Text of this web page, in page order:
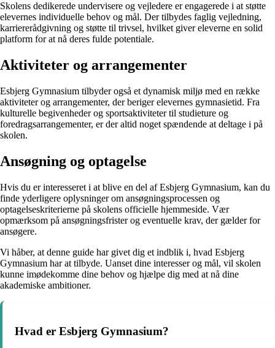
Skolens dedikerede undervisere og vejledere er engagerede i at støtte
elevernes individuelle behov og mål. Der tilbydes faglig vejledning,
karriererådgivning og støtte til trivsel, hvilket giver eleverne en solid
platform for at nå deres fulde potentiale.
Aktiviteter og arrangementer
Esbjerg Gymnasium tilbyder også et dynamisk miljø med en række
aktiviteter og arrangementer, der beriger elevernes gymnasietid. Fra
kulturelle begivenheder og sportsaktiviteter til studieture og
foredragsarrangementer, er der altid noget spændende at deltage i på
skolen.
Ansøgning og optagelse
Hvis du er interesseret i at blive en del af Esbjerg Gymnasium, kan du
finde yderligere oplysninger om ansøgningsprocessen og
optagelseskriterierne på skolens officielle hjemmeside. Vær
opmærksom på ansøgningsfrister og eventuelle krav, der gælder for
ansøgere.
Vi håber, at denne guide har givet dig et indblik i, hvad Esbjerg
Gymnasium har at tilbyde. Uanset dine interesser og mål, vil skolen
kunne imødekomme dine behov og hjælpe dig med at nå dine
akademiske ambitioner.
Hvad er Esbjerg Gymnasium?